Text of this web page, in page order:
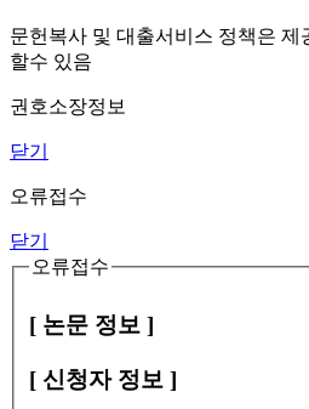
문헌복사 및 대출서비스 정책은 제
할수 있음
권호소장정보
닫기
오류접수
닫기
오류접수
[ 논문 정보 ]
[ 신청자 정보 ]